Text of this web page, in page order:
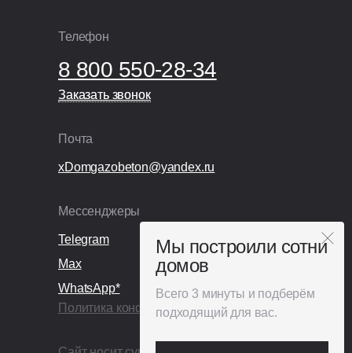
xDomgazobeton@yandex.ru
Почта
Мессенджеры
Telegram
WhatsApp*
Max
8 800 550-28-34
Политика конфиденциальности
Заказать звонок
Заказать звонок
Телефон
Всего 3 минуты и подберём
подходящий для вас.
Мы построили сотни
домов